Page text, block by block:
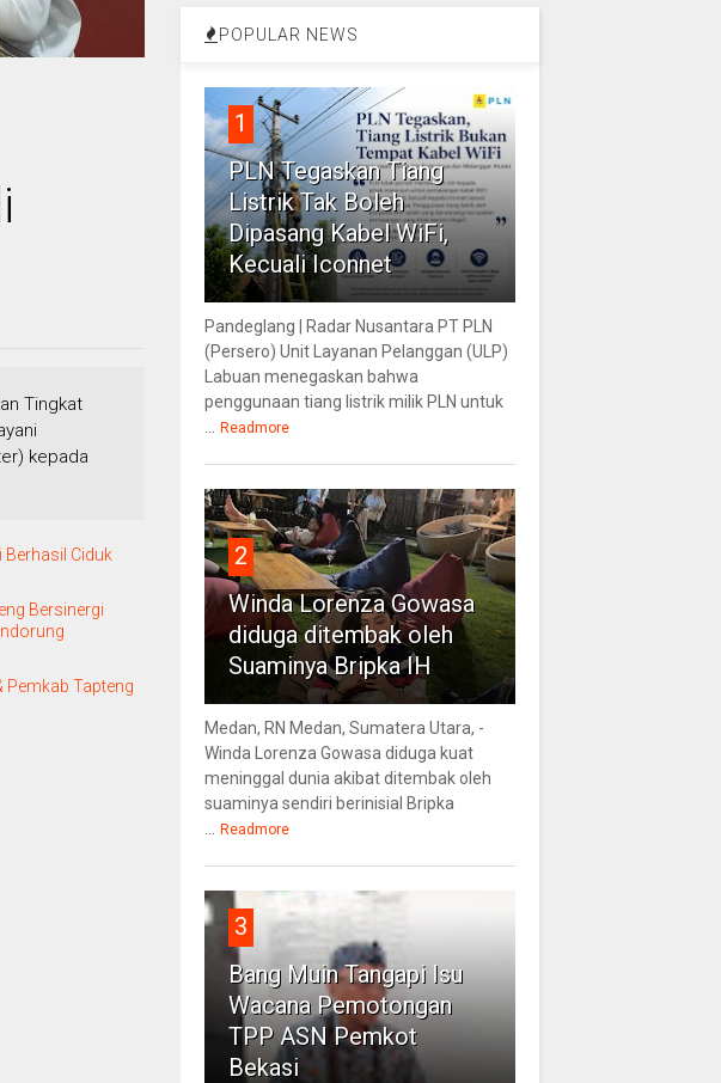
Tingkat
kepada
Berhasil Ciduk
Bersinergi
Pemkab Tapteng
POPULAR NEWS
1
PLN Tegaskan Tiang
Listrik Tak Boleh
Dipasang Kabel WiFi,
Kecuali Iconnet
Pandeglang | Radar Nusantara PT PLN
(Persero) Unit Layanan Pelanggan (ULP)
Labuan menegaskan bahwa
penggunaan tiang listrik milik PLN untuk
Readmore
2
Winda Lorenza Gowasa
diduga ditembak oleh
Suaminya Bripka IH
Medan, RN Medan, Sumatera Utara, -
Winda Lorenza Gowasa diduga kuat
meninggal dunia akibat ditembak oleh
suaminya sendiri berinisial Bripka
Readmore
3
Bang Muin Tangapi Isu
Wacana Pemotongan
TPP ASN Pemkot
Bekasi